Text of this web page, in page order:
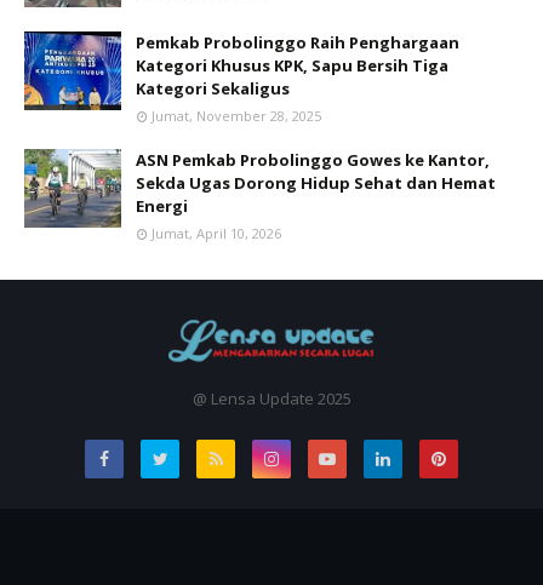
Pemkab Probolinggo Raih Penghargaan
Kategori Khusus KPK, Sapu Bersih Tiga
Kategori Sekaligus
Jumat, November 28, 2025
ASN Pemkab Probolinggo Gowes ke Kantor,
Sekda Ugas Dorong Hidup Sehat dan Hemat
Energi
Jumat, April 10, 2026
@ Lensa Update 2025